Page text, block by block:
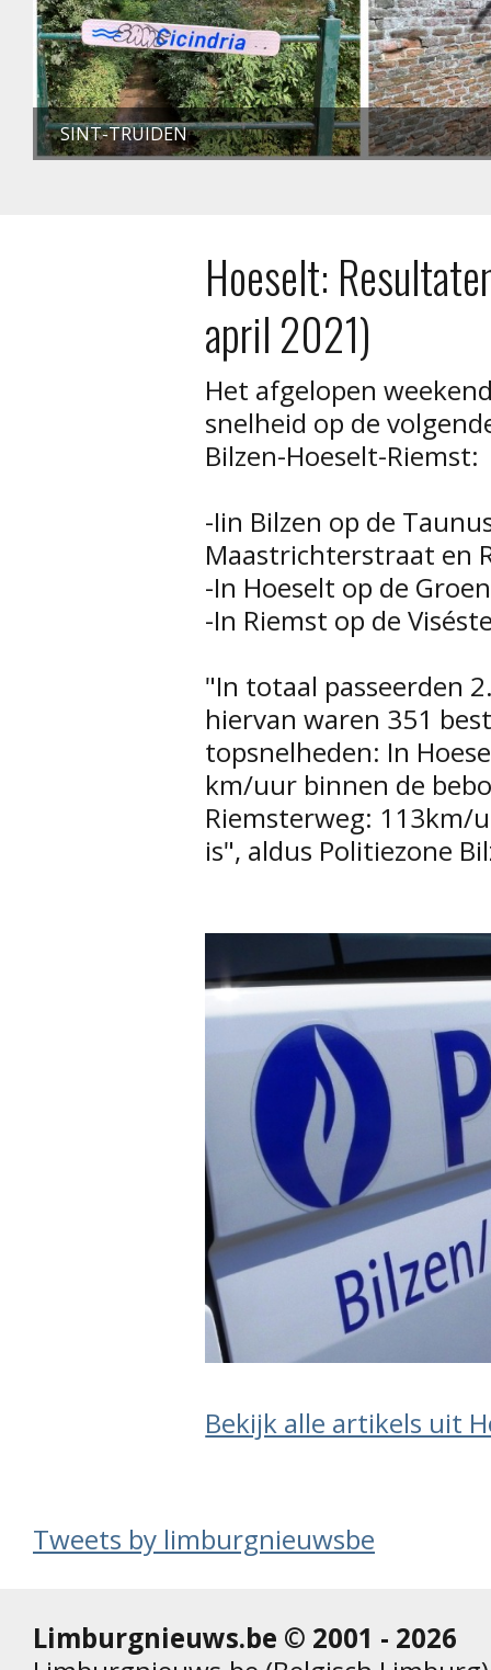
SINT-TRUIDEN
Hoeselt:
april 2021)
Het afgelopen
snelheid op de
Bilzen-Hoeselt-Riemst:
-Iin Bilzen op de
Maastrichterstraat en
-In Hoeselt op de
-In Riemst op de
"In totaal passeerden
hiervan waren 351
topsnelheden: In
km/uur binnen de
Riemsterweg:
is", aldus Politiezone
Bekijk alle artikels uit
Tweets by limburgnieuwsbe
Limburgnieuws.be © 2001 - 2026